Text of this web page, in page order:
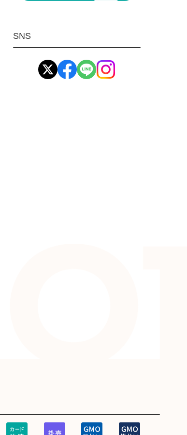
環境安全用品
工業資材(栃木屋)
SNS